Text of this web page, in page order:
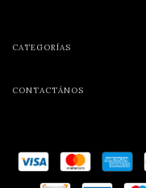
CATEGORÍAS
CONTACTÁNOS